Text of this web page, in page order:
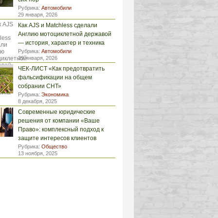
Рубрика: Автомобили
29 января, 2026
Как AJS и Matchless сделали
Англию мотоциклетной державой
— история, характер и техника
Рубрика: Автомобили
29 января, 2026
ЧЕК-ЛИСТ «Как предотвратить
фальсификации на общем
собрании СНТ»
Рубрика: Экономика
8 декабря, 2025
Современные юридические
решения от компании «Ваше
Право»: комплексный подход к
защите интересов клиентов
Рубрика: Общество
13 ноября, 2025